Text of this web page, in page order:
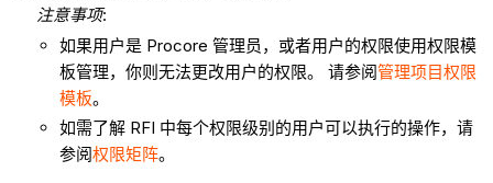
注意事项:
如果用户是 Procore 管理员，或者用户的权限使用权限模
板管理，你则无法更改用户的权限。 请参阅管理项目权限
模板。
如需了解 RFI 中每个权限级别的用户可以执行的操作，请
参阅权限矩阵。